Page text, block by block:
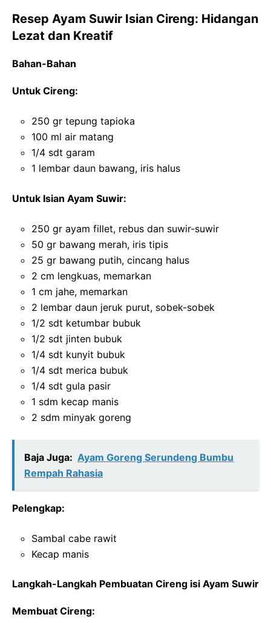
Resep Ayam Suwir Isian Cireng: Hidangan
Lezat dan Kreatif
Bahan-Bahan
Untuk Cireng:
250 gr tepung tapioka
100 ml air matang
1/4 sdt garam
1 lembar daun bawang, iris halus
Untuk Isian Ayam Suwir:
250 gr ayam fillet, rebus dan suwir-suwir
50 gr bawang merah, iris tipis
25 gr bawang putih, cincang halus
2 cm lengkuas, memarkan
1 cm jahe, memarkan
2 lembar daun jeruk purut, sobek-sobek
1/2 sdt ketumbar bubuk
1/2 sdt jinten bubuk
1/4 sdt kunyit bubuk
1/4 sdt merica bubuk
1/4 sdt gula pasir
1 sdm kecap manis
2 sdm minyak goreng
Baja Juga: Ayam Goreng Serundeng Bumbu
Rempah Rahasia
Pelengkap:
Sambal cabe rawit
Kecap manis
Langkah-Langkah Pembuatan Cireng isi Ayam Suwir
Membuat Cireng: